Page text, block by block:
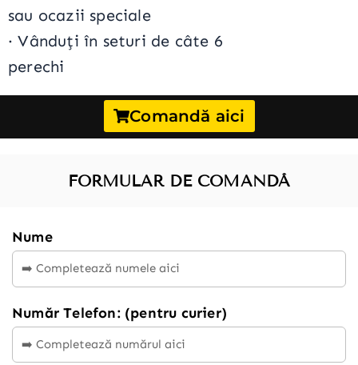
sau ocazii speciale
· Vânduți în seturi de câte 6
perechi
Comandă aici
FORMULAR DE COMANDĂ
Nume
Număr Telefon: (pentru curier)